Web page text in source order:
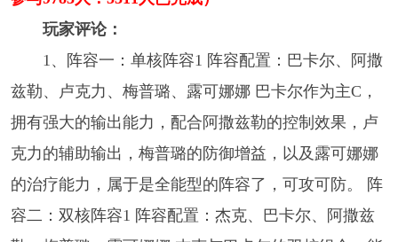
玩家评论：
1、阵容一：单核阵容1 阵容配置：巴卡尔、阿撒
兹勒、卢克力、梅普璐、露可娜娜 巴卡尔作为主C，
拥有强大的输出能力，配合阿撒兹勒的控制效果，卢
克力的辅助输出，梅普璐的防御增益，以及露可娜娜
的治疗能力，属于是全能型的阵容了，可攻可防。 阵
容二：双核阵容1 阵容配置：杰克、巴卡尔、阿撒兹